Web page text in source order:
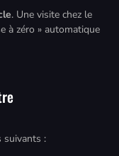
. Une visite chez le
à zéro » automatique
suivants :